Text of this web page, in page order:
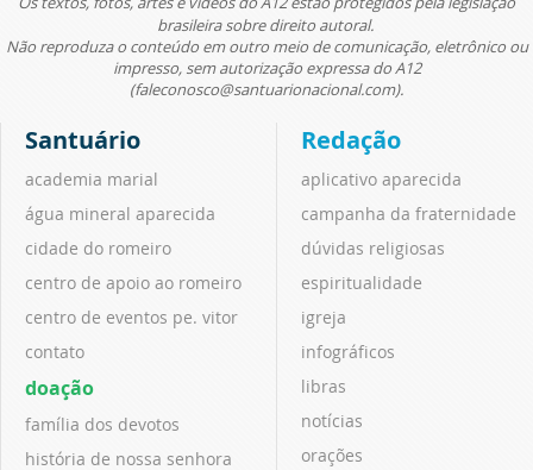
brasileira sobre direito autoral.
Não reproduza o conteúdo em outro meio de comunicação, eletrônico ou
impresso, sem autorização expressa do A12
(faleconosco@santuarionacional.com).
Santuário
academia marial
água mineral aparecida
cidade do romeiro
centro de apoio ao romeiro
centro de eventos pe. vitor
contato
doação
família dos devotos
história de nossa senhora
Redação
aplicativo aparecida
campanha da fraternidade
dúvidas religiosas
espiritualidade
igreja
infográficos
libras
notícias
orações